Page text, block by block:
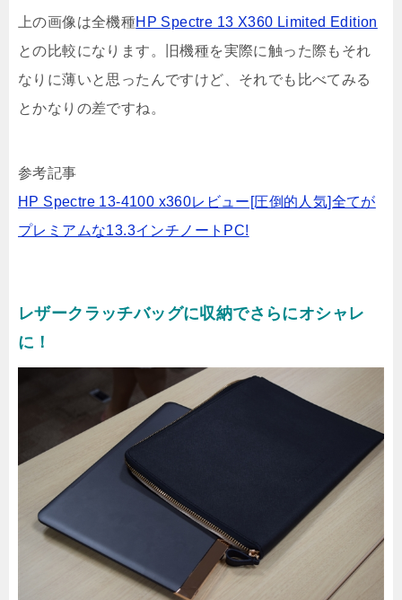
上の画像は全機種HP Spectre 13 X360 Limited Edition
との比較になります。旧機種を実際に触った際もそれ
なりに薄いと思ったんですけど、それでも比べてみる
とかなりの差ですね。
参考記事
HP Spectre 13-4100 x360レビュー[圧倒的人気]全てが
プレミアムな13.3インチノートPC!
レザークラッチバッグに収納でさらにオシャレ
に！